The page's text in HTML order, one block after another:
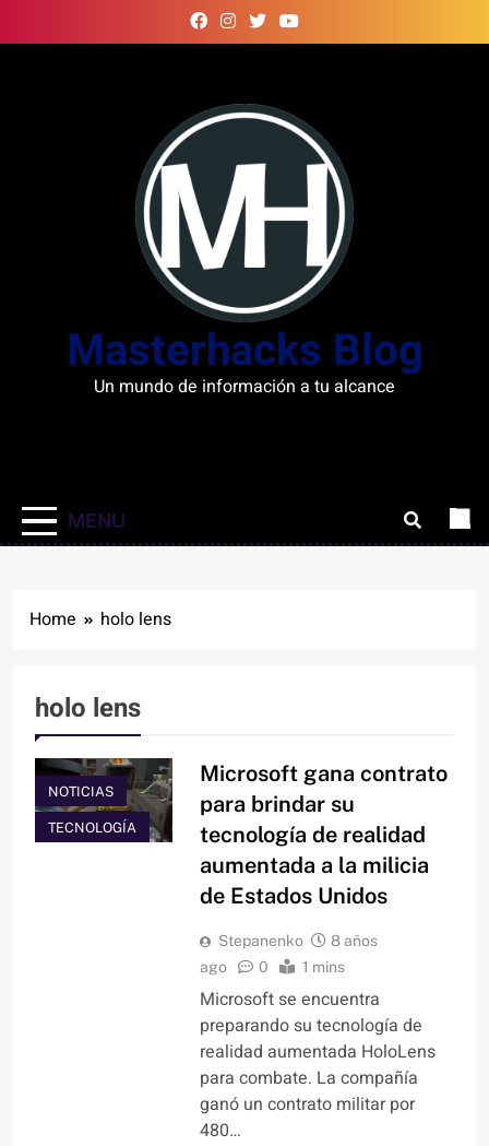
to
Masterhacks Blog
Un mundo de información a tu alcance
MENU
Home holo lens
holo lens
NOTICIAS
TECNOLOGÍA
Microsoft gana contrato
para brindar su
tecnología de realidad
aumentada a la milicia
de Estados Unidos
Stepanenko
8 años
ago
0 1 mins
Microsoft se encuentra
preparando su tecnología de
realidad aumentada HoloLens
para combate. La compañía
ganó un contrato militar por
480…